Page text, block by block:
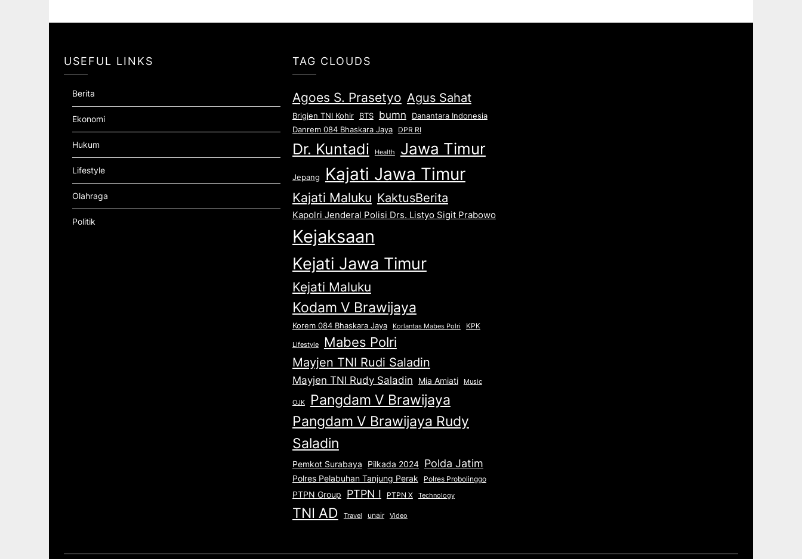
USEFUL LINKS
Berita
Ekonomi
Hukum
Lifestyle
Olahraga
Politik
TAG CLOUDS
Agoes S. Prasetyo Agus Sahat
Brigjen TNI Kohir BTS bumn
Danantara Indonesia
Danrem 084 Bhaskara Jaya
DPR RI
Dr. Kuntadi Health Jawa Timur
Jepang Kajati Jawa Timur
Kajati Maluku KaktusBerita
Kapolri Jenderal Polisi Drs. Listyo Sigit Prabowo
Kejaksaan
Kejati Jawa Timur
Kejati Maluku
Kodam V Brawijaya
Korem 084 Bhaskara Jaya Korlantas Mabes Polri KPK
Lifestyle Mabes Polri
Mayjen TNI Rudi Saladin
Mayjen TNI Rudy Saladin Mia Amiati Music
OJK Pangdam V Brawijaya
Pangdam V Brawijaya Rudy
Saladin
Pemkot Surabaya Pilkada 2024 Polda Jatim
Polres Pelabuhan Tanjung Perak Polres Probolinggo
PTPN Group PTPN I PTPN X Technology
TNI AD Travel unair Video